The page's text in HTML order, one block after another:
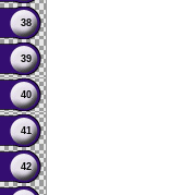
38
39
40
41
42